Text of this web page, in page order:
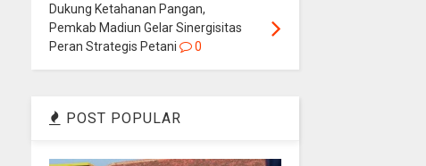
Dukung Ketahanan Pangan,
Pemkab Madiun Gelar Sinergisitas
Peran Strategis Petani
0
POST POPULAR